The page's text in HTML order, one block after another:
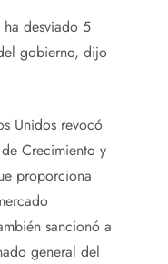
desviado 5
gobierno, dijo
Unidos revocó
Crecimiento y
proporciona
sancionó a
general del